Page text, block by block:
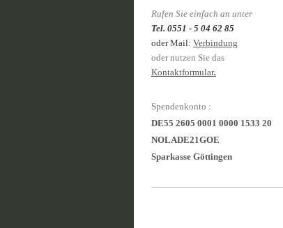
Rufen Sie einfach an unter
Tel. 0551 - 5 04 62 85
oder Mail: Verbindung
oder nutzen Sie das
Kontaktformular.
Spendenkonto :
DE55 2605 0001 0000 1533 20
NOLADE21GOE
Sparkasse Göttingen